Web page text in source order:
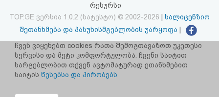
რესურსი
TOP.GE ვერსია 1.0.2 (სატესტო) © 2002-2026
სალიცენზიო
შეთანხმება და პასუხისმგებლობის უარყოფა
facebook.com/TOP.GE
იხილეთ TOP.GE - ის ძველი ვერსია ბმულზე
ჩვენ ვიყენებთ cookies რათა შემოგთავაზოთ უკეთესი
სერვისი და მეტი კომფორტულობა. ჩვენი საიტით
სარგებლობით თქვენ ავტომატურად ეთანხმებით
საიტის წესებსა და პირობებს